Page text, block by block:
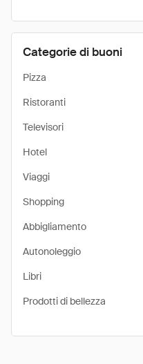
Categorie di buoni
Pizza
Ristoranti
Televisori
Hotel
Viaggi
Shopping
Abbigliamento
Autonoleggio
Libri
Prodotti di bellezza